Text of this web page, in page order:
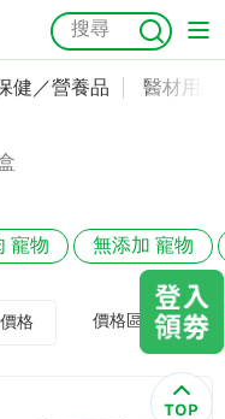
油
健／營養品 醫材用品
寵物 無添加 寵物
價格 價格區間